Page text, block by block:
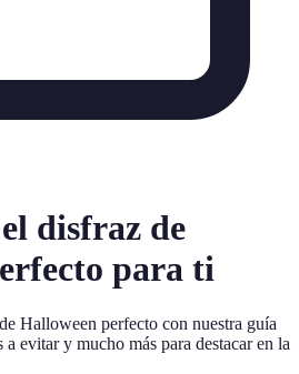
disfraz de
para ti
Halloween perfecto con nuestra guía
evitar y mucho más para destacar en la